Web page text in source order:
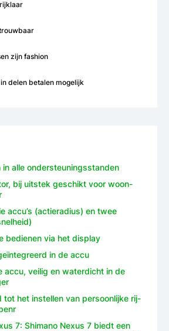
zijn fashion
delen betalen mogelijk
in alle ondersteuningsstanden
bij uitstek geschikt voor woon-
accu’s (actieradius) en twee
bedienen via het display
in de accu
accu, veilig en waterdicht in de
tot het instellen van persoonlijke rij-
7: Shimano Nexus 7 biedt een